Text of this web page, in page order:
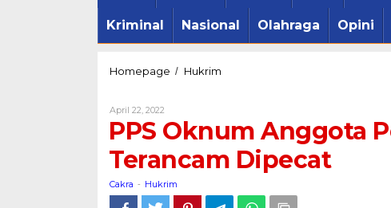
Kriminal Nasional Olahraga Opini
Homepage / Hukrim
Terlibat
Pemerasan
Terancam
April 22, 2022
Cakra
PPS Oknum Anggota
Terancam Dipecat
Cakra - Hukrim